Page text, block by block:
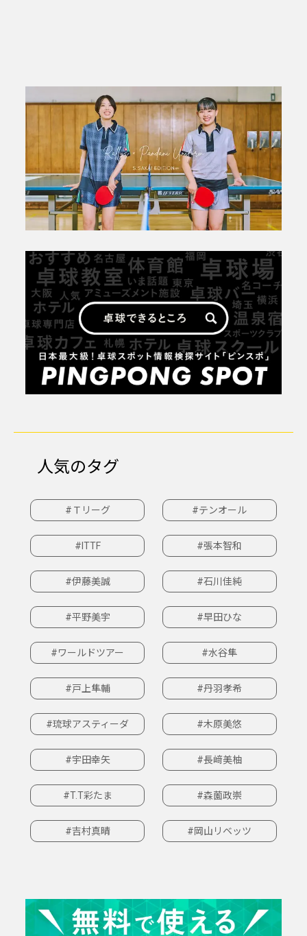
人気のタグ
#Ｔリーグ #テンオール
#ITTF #張本智和
#伊藤美誠 #石川佳純
#平野美宇 #早田ひな
#ワールドツアー #水谷隼
#戸上隼輔 #丹羽孝希
#琉球アスティーダ #木原美悠
#宇田幸矢 #長﨑美柚
#T.T彩たま #森薗政崇
#吉村真晴 #岡山リベッツ